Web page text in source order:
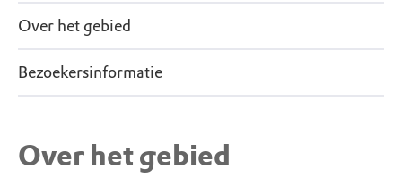
Over het gebied
Bezoekersinformatie
Over het gebied